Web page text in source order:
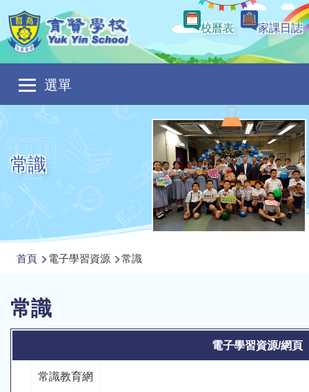
移至主內容
校曆表
家課日誌
選單
Main
navigation
常識
導
連
結
首頁 電子學習資源 常識
常識
電子學習資源/網頁
常識教育網